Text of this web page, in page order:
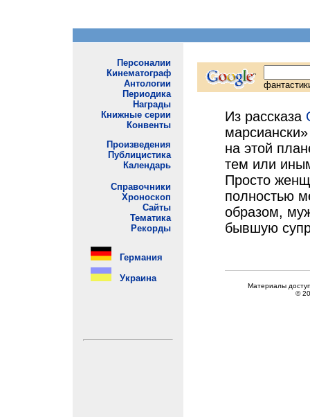
Из рассказа
на этой
тем или
Просто
полностью
образом,
бывшую